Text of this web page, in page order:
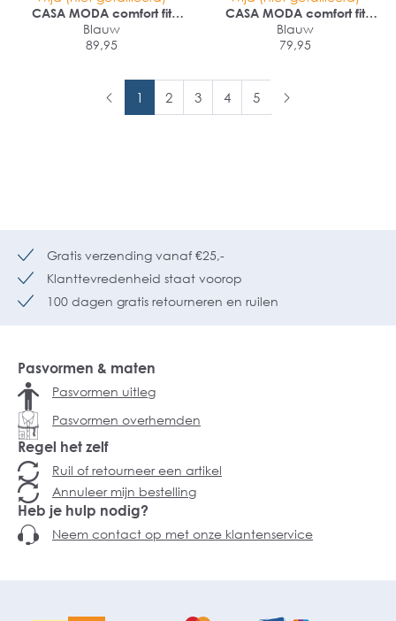
CASA MODA comfort fit
overhemd
Blauw
89,95
CASA MODA comfort fit
overhemd
Blauw
79,95
1 2 3 4 5
Gratis verzending vanaf €25,-
Klanttevredenheid staat voorop
100 dagen gratis retourneren en ruilen
Pasvormen & maten
Pasvormen uitleg
Pasvormen overhemden
Regel het zelf
Ruil of retourneer een artikel
Annuleer mijn bestelling
Heb je hulp nodig?
Neem contact op met onze klantenservice